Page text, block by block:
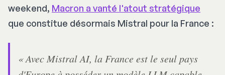
weekend, Macron a vanté l'atout stratégique
que constitue désormais Mistral pour la France :
« Avec Mistral AI, la France est le seul pays